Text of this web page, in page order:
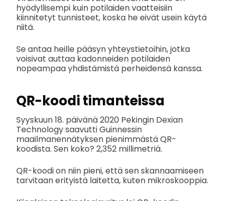
hyödyllisempi kuin potilaiden vaatteisiin
kiinnitetyt tunnisteet, koska he eivät usein käytä
niitä.
Se antaa heille pääsyn yhteystietoihin, jotka
voisivat auttaa kadonneiden potilaiden
nopeampaa yhdistämistä perheidensä kanssa.
QR-koodi timanteissa
Syyskuun 18. päivänä 2020 Pekingin Dexian
Technology saavutti Guinnessin
maailmanennätyksen pienimmästä QR-
koodista. Sen koko? 2,352 millimetriä.
QR-koodi on niin pieni, että sen skannaamiseen
tarvitaan erityistä laitetta, kuten mikroskooppia.